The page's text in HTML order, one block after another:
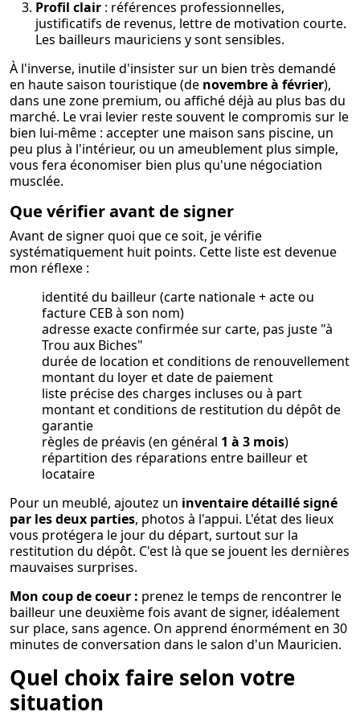
Profil clair : références professionnelles,
justificatifs de revenus, lettre de motivation courte.
Les bailleurs mauriciens y sont sensibles.
À l'inverse, inutile d'insister sur un bien très demandé
en haute saison touristique (de novembre à février),
dans une zone premium, ou affiché déjà au plus bas du
marché. Le vrai levier reste souvent le compromis sur le
bien lui-même : accepter une maison sans piscine, un
peu plus à l'intérieur, ou un ameublement plus simple,
vous fera économiser bien plus qu'une négociation
musclée.
Que vérifier avant de signer
Avant de signer quoi que ce soit, je vérifie
systématiquement huit points. Cette liste est devenue
mon réflexe :
identité du bailleur (carte nationale + acte ou
facture CEB à son nom)
adresse exacte confirmée sur carte, pas juste "à
Trou aux Biches"
durée de location et conditions de renouvellement
montant du loyer et date de paiement
liste précise des charges incluses ou à part
montant et conditions de restitution du dépôt de
garantie
règles de préavis (en général 1 à 3 mois)
répartition des réparations entre bailleur et
locataire
Pour un meublé, ajoutez un inventaire détaillé signé
par les deux parties, photos à l'appui. L'état des lieux
vous protégera le jour du départ, surtout sur la
restitution du dépôt. C'est là que se jouent les dernières
mauvaises surprises.
Mon coup de coeur : prenez le temps de rencontrer le
bailleur une deuxième fois avant de signer, idéalement
sur place, sans agence. On apprend énormément en 30
minutes de conversation dans le salon d'un Mauricien.
Quel choix faire selon votre
situation